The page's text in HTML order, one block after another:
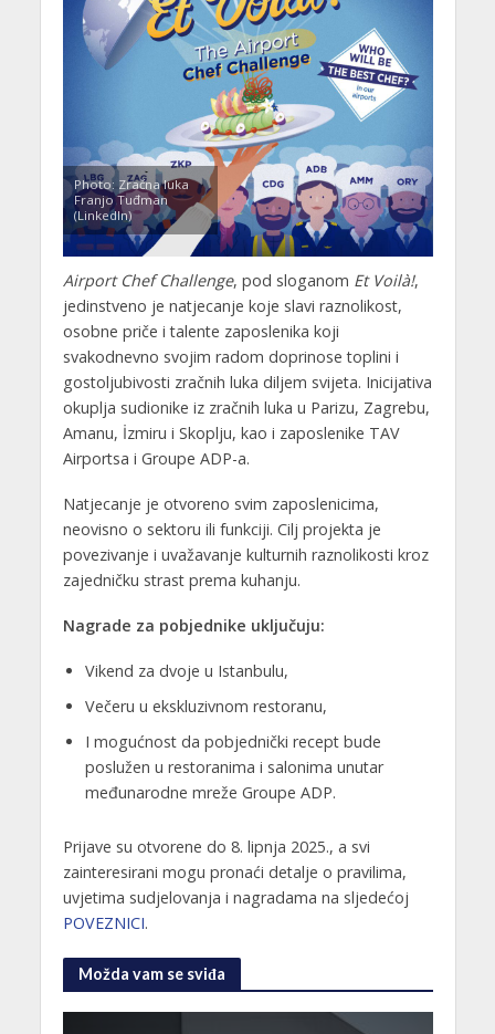
Photo: Zračna luka
Franjo Tuđman
(LinkedIn)
Airport Chef Challenge, pod sloganom Et Voilà!,
jedinstveno je natjecanje koje slavi raznolikost,
osobne priče i talente zaposlenika koji
svakodnevno svojim radom doprinose toplini i
gostoljubivosti zračnih luka diljem svijeta. Inicijativa
okuplja sudionike iz zračnih luka u Parizu, Zagrebu,
Amanu, İzmiru i Skoplju, kao i zaposlenike TAV
Airportsa i Groupe ADP-a.
Natjecanje je otvoreno svim zaposlenicima,
neovisno o sektoru ili funkciji. Cilj projekta je
povezivanje i uvažavanje kulturnih raznolikosti kroz
zajedničku strast prema kuhanju.
Nagrade za pobjednike uključuju:
Vikend za dvoje u Istanbulu,
Večeru u ekskluzivnom restoranu,
I mogućnost da pobjednički recept bude
poslužen u restoranima i salonima unutar
međunarodne mreže Groupe ADP.
Prijave su otvorene do 8. lipnja 2025., a svi
zainteresirani mogu pronaći detalje o pravilima,
uvjetima sudjelovanja i nagradama na sljedećoj
POVEZNICI.
Možda vam se sviđa